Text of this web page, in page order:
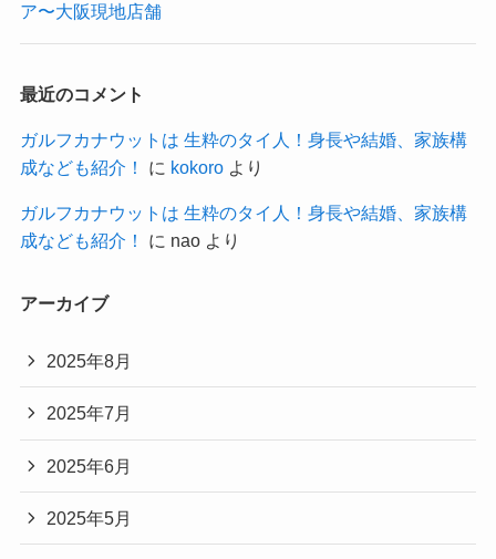
ア〜大阪現地店舗
最近のコメント
ガルフカナウットは 生粋のタイ人！身長や結婚、家族構
成なども紹介！
に kokoroより
ガルフカナウットは 生粋のタイ人！身長や結婚、家族構
成なども紹介！
に naoより
アーカイブ
2025年8月
2025年7月
2025年6月
2025年5月